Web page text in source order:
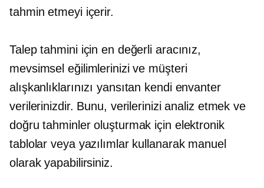
tahmin etmeyi içerir.
Talep tahmini için en değerli aracınız,
mevsimsel eğilimlerinizi ve müşteri
alışkanlıklarınızı yansıtan kendi envanter
verilerinizdir. Bunu, verilerinizi analiz etmek ve
doğru tahminler oluşturmak için elektronik
tablolar veya yazılımlar kullanarak manuel
olarak yapabilirsiniz.